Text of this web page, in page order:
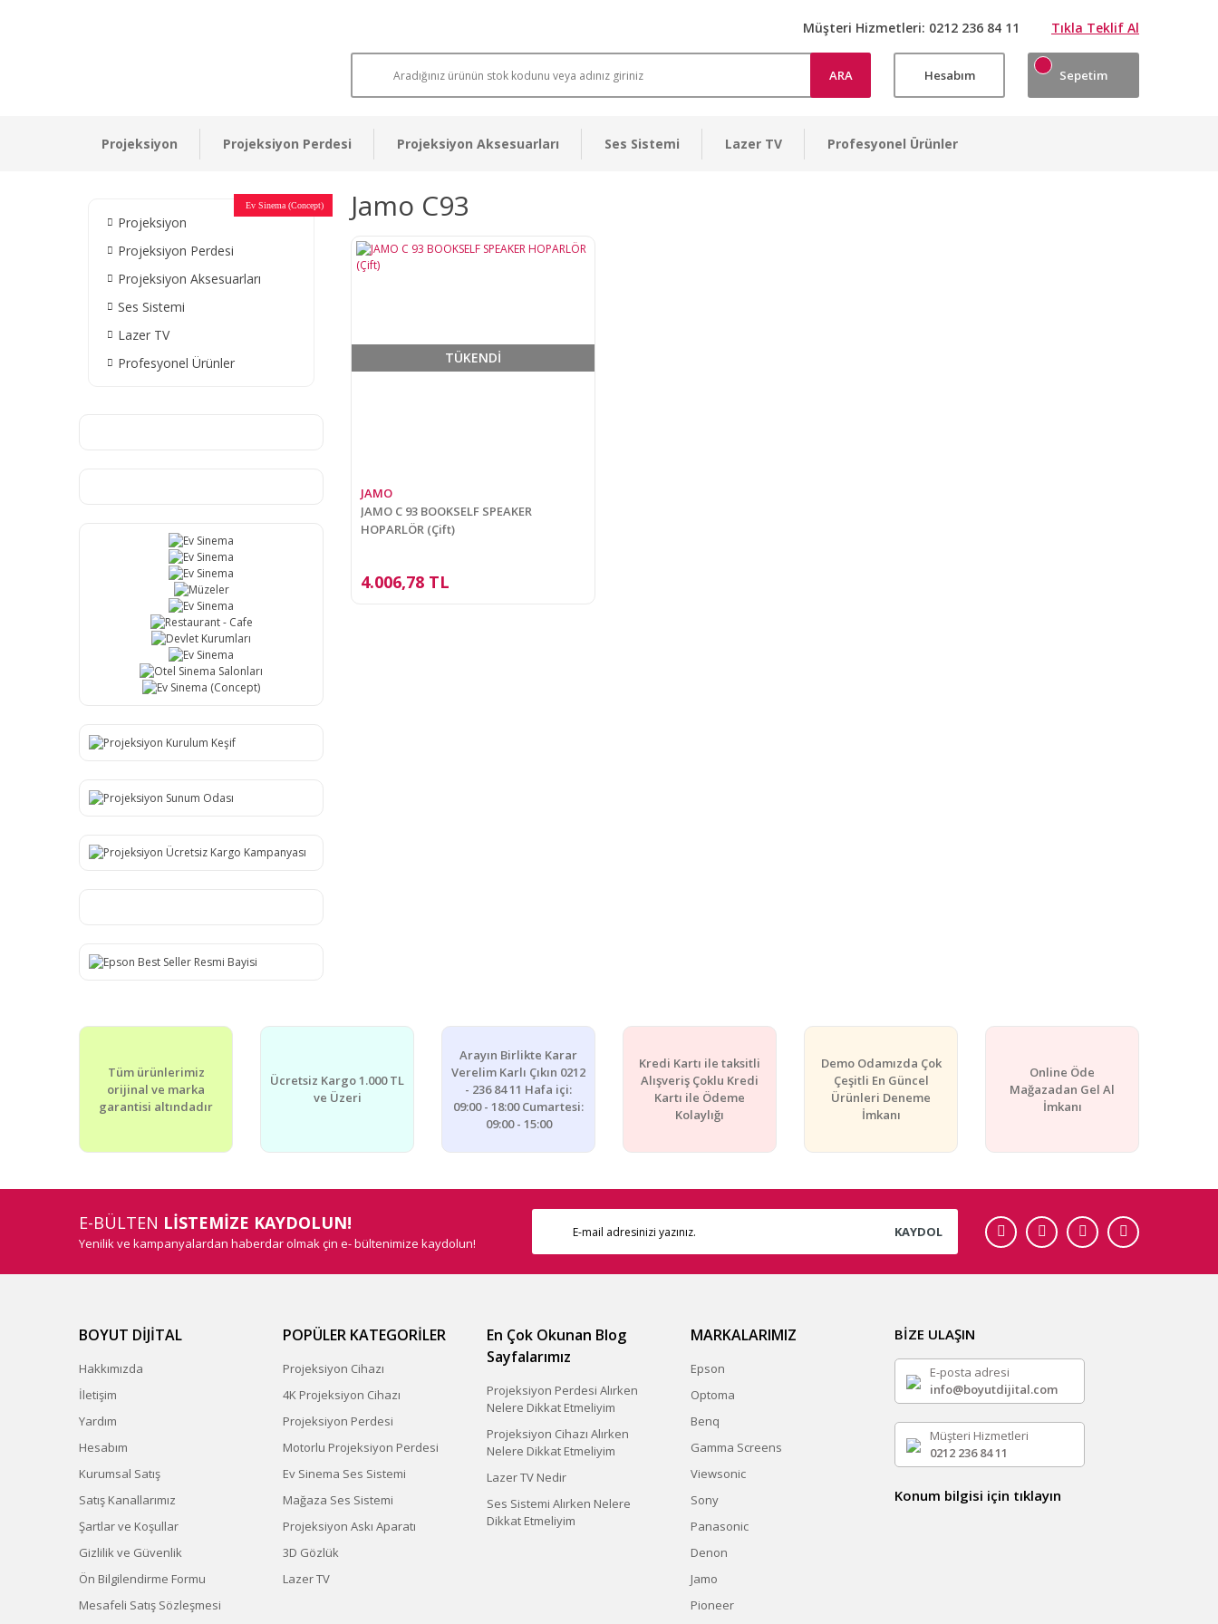
Müşteri Hizmetleri: 0212 236 84 11 Tıkla Teklif Al
ARA Hesabım Sepetim
Projeksiyon Projeksiyon Perdesi Projeksiyon Aksesuarları Ses Sistemi Lazer TV Profesyonel Ürünler
Projeksiyon
Projeksiyon Perdesi
Projeksiyon Aksesuarları
Ses Sistemi
Lazer TV
Profesyonel Ürünler
Ev Sinema
Ev Sinema
Ev Sinema
Müzeler
Ev Sinema
Restaurant - Cafe
Devlet Kurumları
Ev Sinema
Otel Sinema Salonları
Ev Sinema (Concept) Jamo C93
TÜKENDİ
JAMO
JAMO C 93 BOOKSELF SPEAKER
HOPARLÖR (Çift)
4.006,78 TL
Tüm ürünlerimiz
orijinal ve marka
garantisi altındadır
Ücretsiz Kargo 1.000 TL
ve Üzeri
Arayın Birlikte Karar
Verelim Karlı Çıkın 0212
- 236 84 11 Hafa içi:
09:00 - 18:00 Cumartesi:
09:00 - 15:00
Kredi Kartı ile taksitli
Alışveriş Çoklu Kredi
Kartı ile Ödeme
Kolaylığı
Demo Odamızda Çok
Çeşitli En Güncel
Ürünleri Deneme
İmkanı
Online Öde
Mağazadan Gel Al
İmkanı
E-BÜLTEN LİSTEMİZE KAYDOLUN!
Yenilik ve kampanyalardan haberdar olmak çin e- bültenimize kaydolun!
KAYDOL
BOYUT DİJİTAL
Hakkımızda
İletişim
Yardım
Hesabım
Kurumsal Satış
Satış Kanallarımız
Şartlar ve Koşullar
Gizlilik ve Güvenlik
Ön Bilgilendirme Formu
Mesafeli Satış Sözleşmesi
POPÜLER KATEGORİLER
Projeksiyon Cihazı
4K Projeksiyon Cihazı
Projeksiyon Perdesi
Motorlu Projeksiyon Perdesi
Ev Sinema Ses Sistemi
Mağaza Ses Sistemi
Projeksiyon Askı Aparatı
3D Gözlük
Lazer TV
En Çok Okunan Blog
Sayfalarımız
Projeksiyon Perdesi Alırken
Nelere Dikkat Etmeliyim
Projeksiyon Cihazı Alırken
Nelere Dikkat Etmeliyim
Lazer TV Nedir
Ses Sistemi Alırken Nelere
Dikkat Etmeliyim
MARKALARIMIZ
Epson
Optoma
Benq
Gamma Screens
Viewsonic
Sony
Panasonic
Denon
Jamo
Pioneer
BİZE ULAŞIN
E-posta adresi
info@boyutdijital.com
Müşteri Hizmetleri
0212 236 84 11
Konum bilgisi için tıklayın